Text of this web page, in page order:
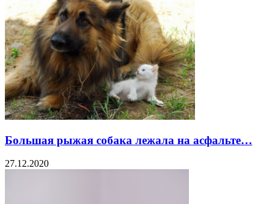
Большая рыжая собака лежала на асфальте…
27.12.2020